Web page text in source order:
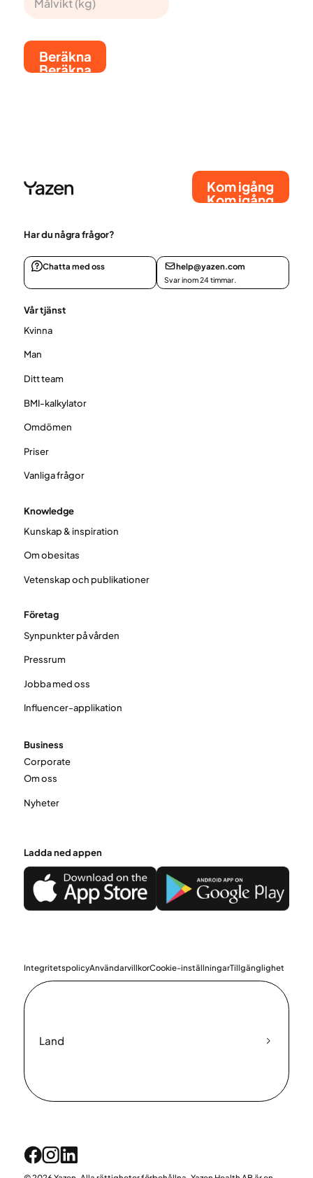
Beräkna
Beräkna
Kom igång
Kom igång
Har du några frågor?
Chatta med oss help@yazen.com
Svar inom 24 timmar.
Vår tjänst
Kvinna
Man
Ditt team
BMI-kalkylator
Omdömen
Priser
Vanliga frågor
Knowledge
Kunskap & inspiration
Om obesitas
Vetenskap och publikationer
Företag
Synpunkter på vården
Pressrum
Jobba med oss
Influencer-applikation
Business
Corporate
Om oss
Nyheter
Ladda ned appen
IntegritetspolicyAnvändarvillkorCookie-inställningarTillgänglighet
Land